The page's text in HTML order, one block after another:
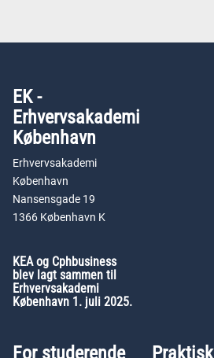
EK -
Erhvervsakademi
København
Erhvervsakademi
København
Nansensgade 19
1366 København K
KEA og Cphbusiness
blev lagt sammen til
Erhvervsakademi
København 1. juli 2025.
For studerende Praktisk